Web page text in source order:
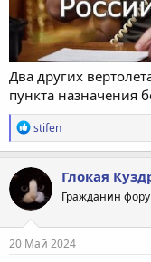
Два других
пункта назначения
Р
е
а
к
ц
и
и
:
stifen
Глокая
Гражданин
20 Май 2024